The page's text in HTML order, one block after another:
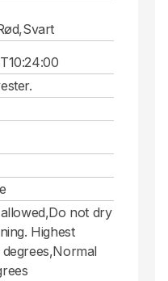
not dry
Highest